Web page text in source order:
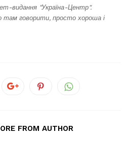
видання "Україна-Центр".
там говорити, просто хороша і
FROM AUTHOR